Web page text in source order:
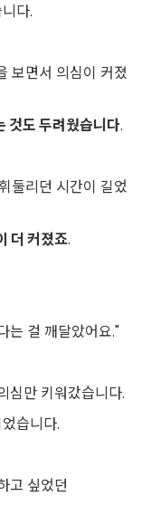
다.
보면서 의심이 커졌
것도 두려웠습니다.
둘리던 시간이 길었
더 커졌죠.
는 걸 깨달았어요."
심만 키워갔습니다.
습니다.
고 싶었던